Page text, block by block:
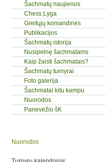
Šachmatų naujienos
Chess Lyga
Greitųjų komandinės
Publikacijos
Šachmatų istorija
Nusipelnę šachmatams
Kaip žaisti šachmatais?
Šachmatų turnyrai
Foto galerija
Šachmatai kitu kampu
Nuorodos
Panevėžio šK
Nuorodos